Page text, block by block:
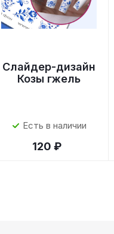
Слайдер-дизайн
Козы гжель
Есть в наличии
120 ₽